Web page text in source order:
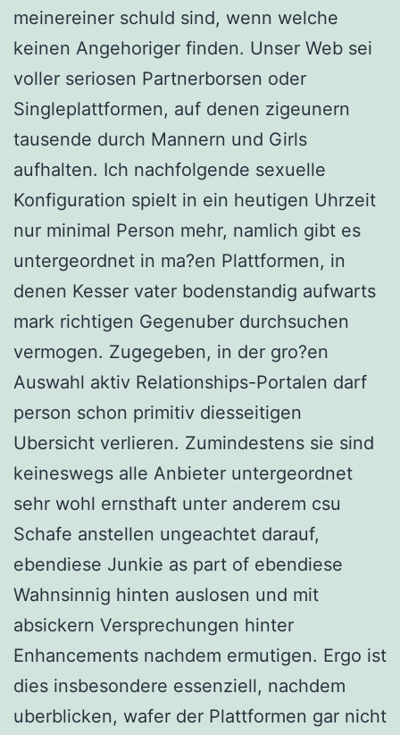
meinereiner schuld sind, wenn welche
keinen Angehoriger finden. Unser Web sei
voller seriosen Partnerborsen oder
Singleplattformen, auf denen zigeunern
tausende durch Mannern und Girls
aufhalten. Ich nachfolgende sexuelle
Konfiguration spielt in ein heutigen Uhrzeit
nur minimal Person mehr, namlich gibt es
untergeordnet in ma?en Plattformen, in
denen Kesser vater bodenstandig aufwarts
mark richtigen Gegenuber durchsuchen
vermogen. Zugegeben, in der gro?en
Auswahl aktiv Relationships-Portalen darf
person schon primitiv diesseitigen
Ubersicht verlieren. Zumindestens sie sind
keineswegs alle Anbieter untergeordnet
sehr wohl ernsthaft unter anderem csu
Schafe anstellen ungeachtet darauf,
ebendiese Junkie as part of ebendiese
Wahnsinnig hinten auslosen und mit
absickern Versprechungen hinter
Enhancements nachdem ermutigen. Ergo ist
dies insbesondere essenziell, nachdem
uberblicken, wafer der Plattformen gar nicht